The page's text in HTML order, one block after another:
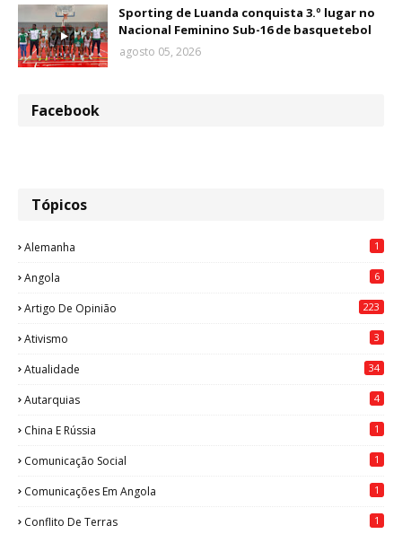
Sporting de Luanda conquista 3.º lugar no
Nacional Feminino Sub-16 de basquetebol
agosto 05, 2026
Facebook
Tópicos
Alemanha 1
Angola 6
Artigo De Opinião 223
Ativismo 3
Atualidade 34
Autarquias 4
China E Rússia 1
Comunicação Social 1
Comunicações Em Angola 1
Conflito De Terras 1